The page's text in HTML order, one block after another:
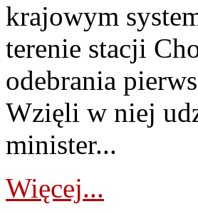
krajowym
terenie stacji
odebrania
Wzięli w niej
minister...
Więcej...